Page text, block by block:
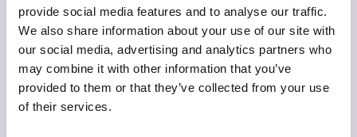
provide social media features and to analyse our traffic.
We also share information about your use of our site with
our social media, advertising and analytics partners who
may combine it with other information that you’ve
provided to them or that they’ve collected from your use
of their services.
Snel naar
Onze aanpak
Contact
SpecialistenNet Psychologie